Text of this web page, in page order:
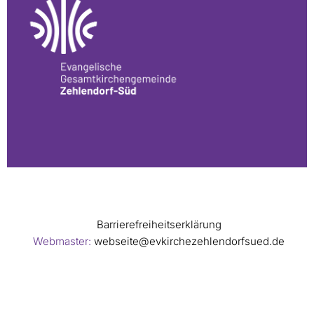
Barrierefreiheitserklärung
Webmaster: webseite@evkirchezehlendorfsued.de